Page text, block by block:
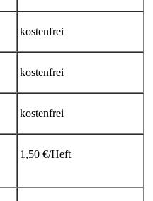
kostenfrei
kostenfrei
kostenfrei
1,50 €/Heft